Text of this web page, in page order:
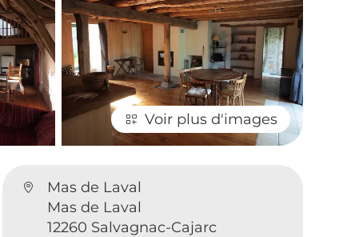
Voir plus d'images
Mas de Laval
Mas de Laval
12260 Salvagnac-Cajarc